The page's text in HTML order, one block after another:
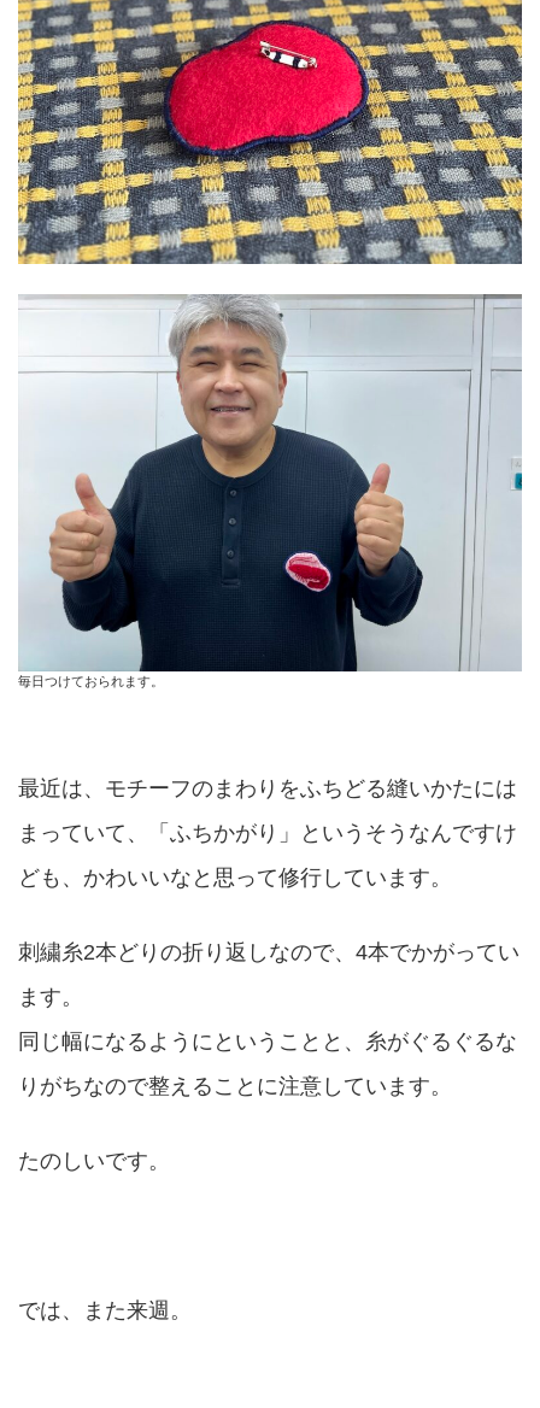
毎日つけておられます。
最近は、モチーフのまわりをふちどる縫いかたには
まっていて、「ふちかがり」というそうなんですけ
ども、かわいいなと思って修行しています。
刺繍糸2本どりの折り返しなので、4本でかがってい
ます。
同じ幅になるようにということと、糸がぐるぐるな
りがちなので整えることに注意しています。
たのしいです。
では、また来週。